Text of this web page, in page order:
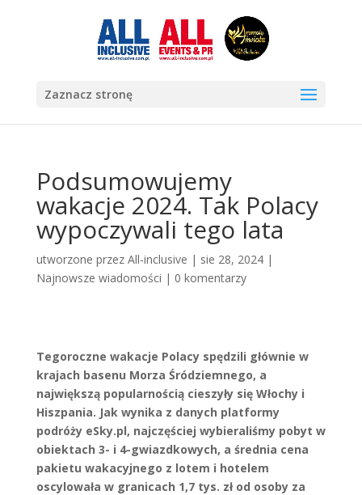
Zaznacz stronę
Podsumowujemy
wakacje 2024. Tak Polacy
wypoczywali tego lata
utworzone przez All-inclusive | sie 28, 2024|
Najnowsze wiadomości | 0 komentarzy
Tegoroczne wakacje Polacy spędzili głównie w
krajach basenu Morza Śródziemnego, a
największą popularnością cieszyły się Włochy i
Hiszpania. Jak wynika z danych platformy
podróży eSky.pl, najczęściej wybieraliśmy pobyt w
obiektach 3- i 4-gwiazdkowych, a średnia cena
pakietu wakacyjnego z lotem i hotelem
oscylowała w granicach 1,7 tys. zł od osoby za